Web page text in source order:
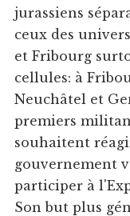
jurassiens
ceux des
et Fribourg
cellules: à
Neuchâtel et
premiers
souhaitent
gouvernement
participer à
Son but plus